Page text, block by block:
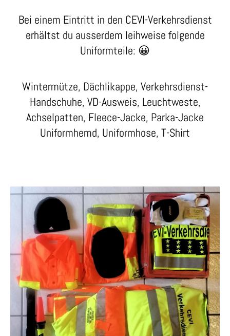
Bei einem Eintritt in den CEVI-Verkehrsdienst
erhältst du ausserdem leihweise folgende
Uniformteile: 😀
Wintermütze, Dächlikappe, Verkehrsdienst-
Handschuhe, VD-Ausweis, Leuchtweste,
Achselpatten, Fleece-Jacke, Parka-Jacke
Uniformhemd, Uniformhose, T-Shirt